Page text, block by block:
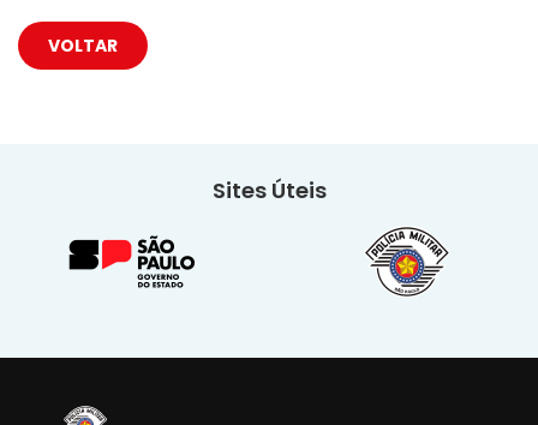
VOLTAR
Sites Úteis